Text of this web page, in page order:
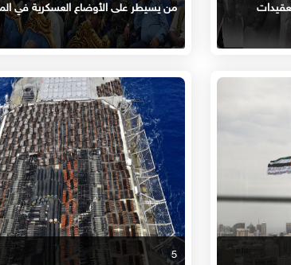
من يسيطر على الأوضاع العسكرية في
5